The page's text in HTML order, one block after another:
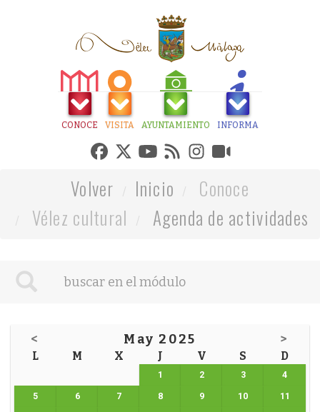
CONOCE VISITA AYUNTAMIENTO INFORMA
Volver Inicio
Conoce
Vélez cultural
Agenda de actividades
< May 2025 >
L M X J V S D
1 2 3 4
5 6 7 8 9 10 11